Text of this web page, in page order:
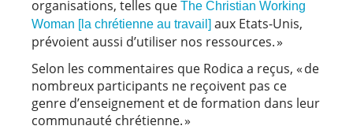
organisations, telles que The Christian Working
Woman [la chrétienne au travail] aux Etats-Unis,
prévoient aussi d’utiliser nos ressources. »
Selon les commentaires que Rodica a reçus, « de
nombreux participants ne reçoivent pas ce
genre d’enseignement et de formation dans leur
communauté chrétienne. »